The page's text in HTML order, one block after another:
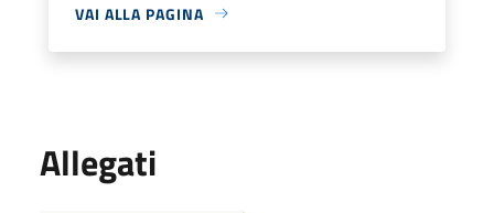
VAI ALLA PAGINA
Allegati